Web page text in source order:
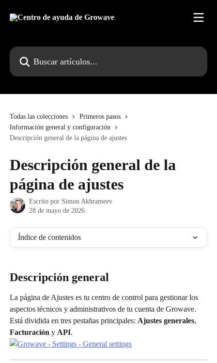
Buscar artículos...
Todas las colecciones
Primeros pasos
Información general y configuración
Descripción general de la página de ajustes
Descripción general de la
página de ajustes
Escrito por Simon Akhrameev
28 de mayo de 2026
Índice de contenidos
Descripción general
La página de Ajustes es tu centro de control para gestionar los
aspectos técnicos y administrativos de tu cuenta de Growave.
Está dividida en tres pestañas principales: Ajustes generales,
Facturación y API.